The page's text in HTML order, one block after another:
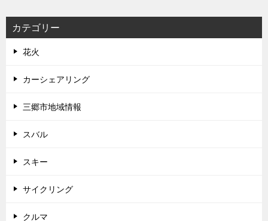
カテゴリー
花火
カーシェアリング
三郷市地域情報
スバル
スキー
サイクリング
クルマ